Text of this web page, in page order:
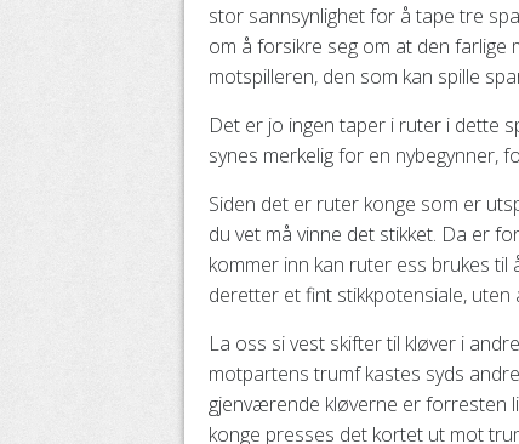
stor sannsynlighet for å tape tre
om å forsikre seg om at den farlige
motspilleren, den som kan spille
Det er jo ingen taper i ruter i dette
synes merkelig for en nybegynner,
Siden det er ruter konge som er
du vet må vinne det stikket. Da er
kommer inn kan ruter ess brukes
deretter et fint stikkpotensiale, uten
La oss si vest skifter til kløver i
motpartens trumf kastes syds
gjenværende kløverne er forresten
konge presses det kortet ut mot